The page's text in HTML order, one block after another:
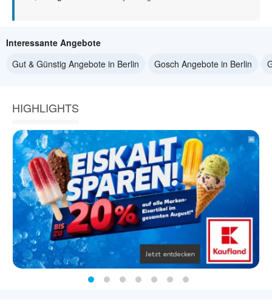
Interessante Angebote
Gut & Günstig Angebote in Berlin
Gosch Angebote in Berlin
HIGHLIGHTS